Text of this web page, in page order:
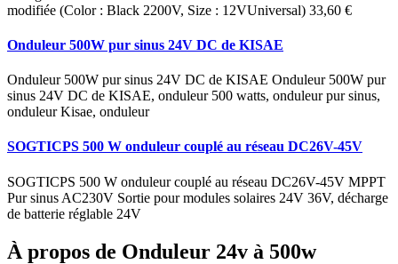
modifiée (Color : Black 2200V, Size : 12VUniversal) 33,60 €
Onduleur 500W pur sinus 24V DC de KISAE
Onduleur 500W pur sinus 24V DC de KISAE Onduleur 500W pur
sinus 24V DC de KISAE, onduleur 500 watts, onduleur pur sinus,
onduleur Kisae, onduleur
SOGTICPS 500 W onduleur couplé au réseau DC26V-45V
SOGTICPS 500 W onduleur couplé au réseau DC26V-45V MPPT
Pur sinus AC230V Sortie pour modules solaires 24V 36V, décharge
de batterie réglable 24V
À propos de Onduleur 24v à 500w